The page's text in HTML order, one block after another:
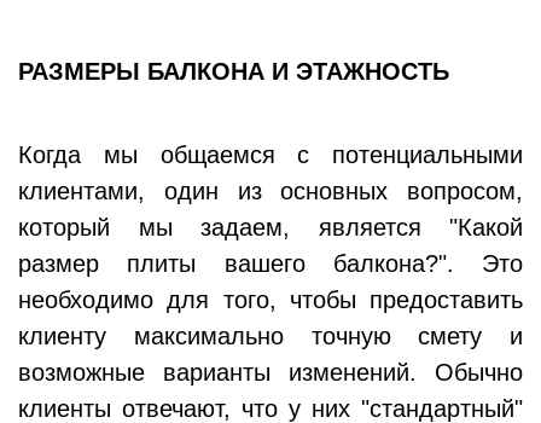
РАЗМЕРЫ БАЛКОНА И ЭТАЖНОСТЬ
Когда мы общаемся с потенциальными
клиентами, один из основных вопросом,
который мы задаем, является "Какой
размер плиты вашего балкона?". Это
необходимо для того, чтобы предоставить
клиенту максимально точную смету и
возможные варианты изменений. Обычно
клиенты отвечают, что у них "стандартный"